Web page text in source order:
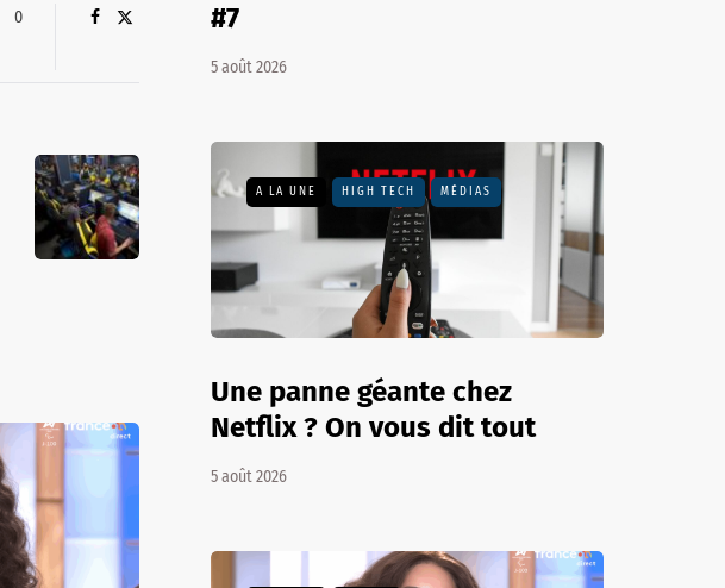
0
#7
5 août 2026
A LA UNE HIGH TECH MÉDIAS
Une panne géante chez
Netflix ? On vous dit tout
5 août 2026